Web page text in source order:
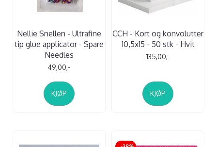
Nellie Snellen - Ultrafine
tip glue applicator - Spare
Needles
49,00,-
KJØP
CCH - Kort og konvolutter
10,5x15 - 50 stk - Hvit
135,00,-
KJØP